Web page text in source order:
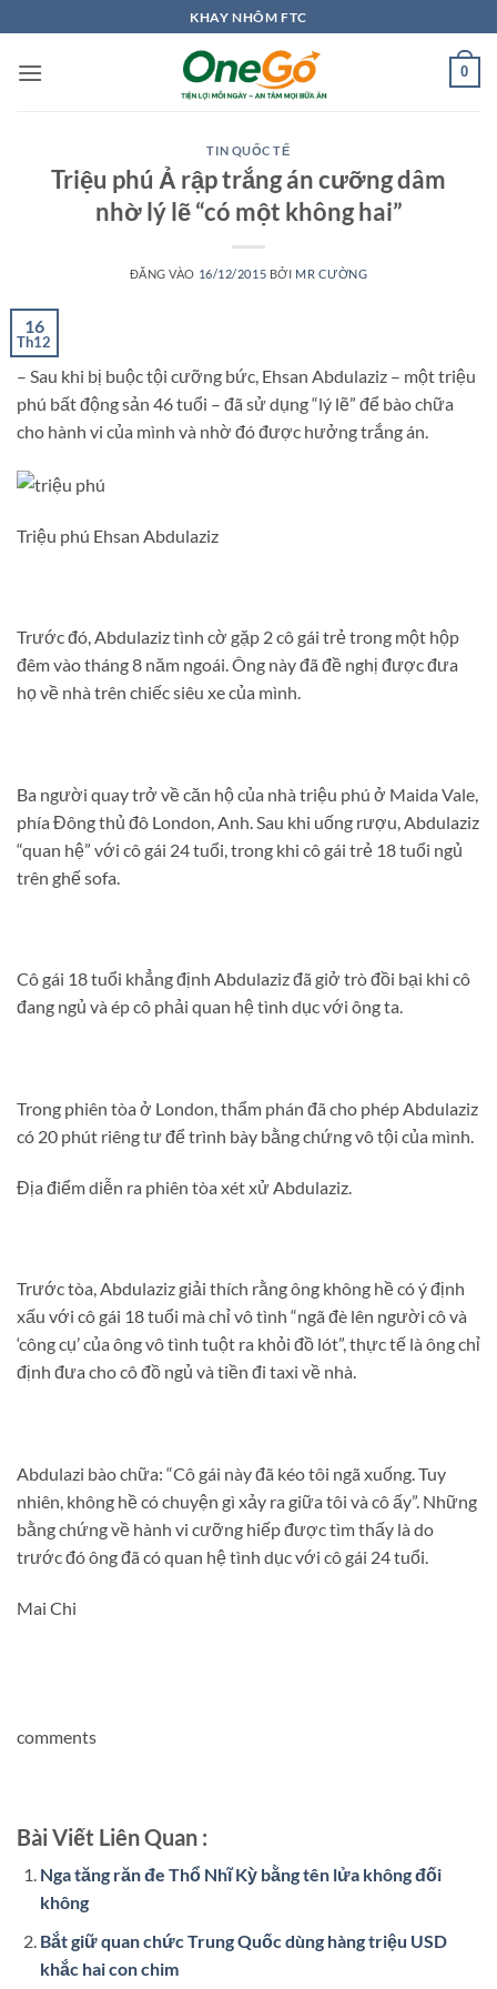
qua
nội
KHAY NHÔM FTC
0
TIN QUỐC TẾ
Triệu phú Ả rập trắng án cưỡng dâm
nhờ lý lẽ “có một không hai”
ĐĂNG VÀO 16/12/2015 BỞI MR CƯỜNG
16
Th12
– Sau khi bị buộc tội cưỡng bức, Ehsan Abdulaziz – một triệu
phú bất động sản 46 tuổi – đã sử dụng “lý lẽ” để bào chữa
cho hành vi của mình và nhờ đó được hưởng trắng án.
Triệu phú Ehsan Abdulaziz
Trước đó, Abdulaziz tình cờ gặp 2 cô gái trẻ trong một hộp
đêm vào tháng 8 năm ngoái. Ông này đã đề nghị được đưa
họ về nhà trên chiếc siêu xe của mình.
Ba người quay trở về căn hộ của nhà triệu phú ở Maida Vale,
phía Đông thủ đô London, Anh. Sau khi uống rượu, Abdulaziz
“quan hệ” với cô gái 24 tuổi, trong khi cô gái trẻ 18 tuổi ngủ
trên ghế sofa.
Cô gái 18 tuổi khẳng định Abdulaziz đã giở trò đồi bại khi cô
đang ngủ và ép cô phải quan hệ tình dục với ông ta.
Trong phiên tòa ở London, thẩm phán đã cho phép Abdulaziz
có 20 phút riêng tư để trình bày bằng chứng vô tội của mình.
Địa điểm diễn ra phiên tòa xét xử Abdulaziz.
Trước tòa, Abdulaziz giải thích rằng ông không hề có ý định
xấu với cô gái 18 tuổi mà chỉ vô tình “ngã đè lên người cô và
‘công cụ’ của ông vô tình tuột ra khỏi đồ lót”, thực tế là ông chỉ
định đưa cho cô đồ ngủ và tiền đi taxi về nhà.
Abdulazi bào chữa: “Cô gái này đã kéo tôi ngã xuống. Tuy
nhiên, không hề có chuyện gì xảy ra giữa tôi và cô ấy”. Những
bằng chứng về hành vi cưỡng hiếp được tìm thấy là do
trước đó ông đã có quan hệ tình dục với cô gái 24 tuổi.
Mai Chi
comments
Bài Viết Liên Quan :
Nga tăng răn đe Thổ Nhĩ Kỳ bằng tên lửa không đối
không
Bắt giữ quan chức Trung Quốc dùng hàng triệu USD
khắc hai con chim